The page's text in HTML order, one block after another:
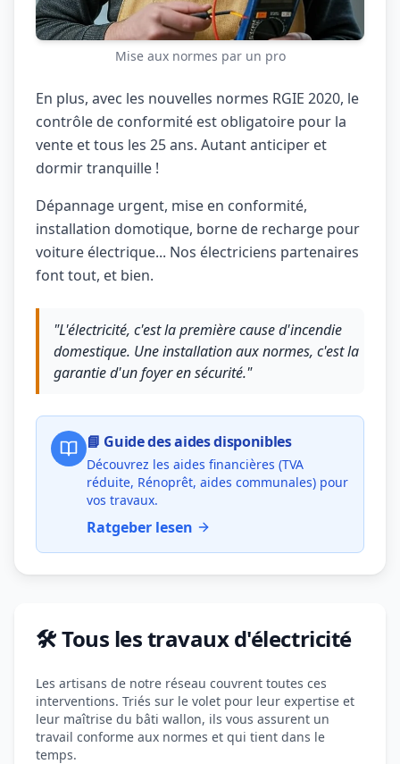
Mise aux normes par un pro
En plus, avec les nouvelles normes RGIE 2020, le
contrôle de conformité est obligatoire pour la
vente et tous les 25 ans. Autant anticiper et
dormir tranquille !
Dépannage urgent, mise en conformité,
installation domotique, borne de recharge pour
voiture électrique... Nos électriciens partenaires
font tout, et bien.
"L'électricité, c'est la première cause d'incendie
domestique. Une installation aux normes, c'est la
garantie d'un foyer en sécurité."
📘 Guide des aides disponibles
Découvrez les aides financières (TVA
réduite, Rénoprêt, aides communales) pour
vos travaux.
Ratgeber lesen
🛠️ Tous les travaux d'électricité
Les artisans de notre réseau couvrent toutes ces
interventions. Triés sur le volet pour leur expertise et
leur maîtrise du bâti wallon, ils vous assurent un
travail conforme aux normes et qui tient dans le
temps.